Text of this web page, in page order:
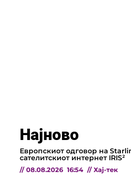
Најново
Европскиот одговор на
сателитскиот интернет IRIS²
// 08.08.2026 16:54 // Хај-тек